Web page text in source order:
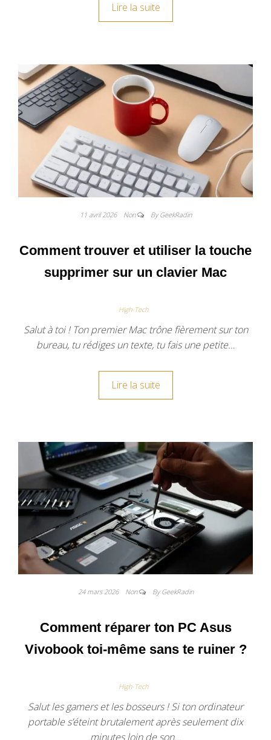
Lire la suite
11 avril 2026 Non By GeekRadin
Comment trouver et utiliser la touche
supprimer sur un clavier Mac
High-Tech
Salut à toi ! Ton premier Mac trône fièrement sur ton
bureau, tu rédiges un texte, tu fais une petite…
Lire la suite
24 mars 2026 Non By GeekRadin
Comment réparer ton PC Asus
Vivobook toi-même sans te ruiner ?
High-Tech
Salut les gamers et les bosseurs ! Si ton ordinateur
portable s’éteint brutalement après seulement dix
minutes loin de son…